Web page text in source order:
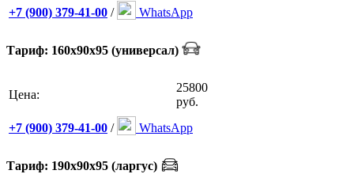
+7 (900) 379-41-00 / WhatsApp
Тариф: 160х90х95 (универсал)
Цена:
25800
руб.
+7 (900) 379-41-00 / WhatsApp
Тариф: 190х90х95 (ларгус)